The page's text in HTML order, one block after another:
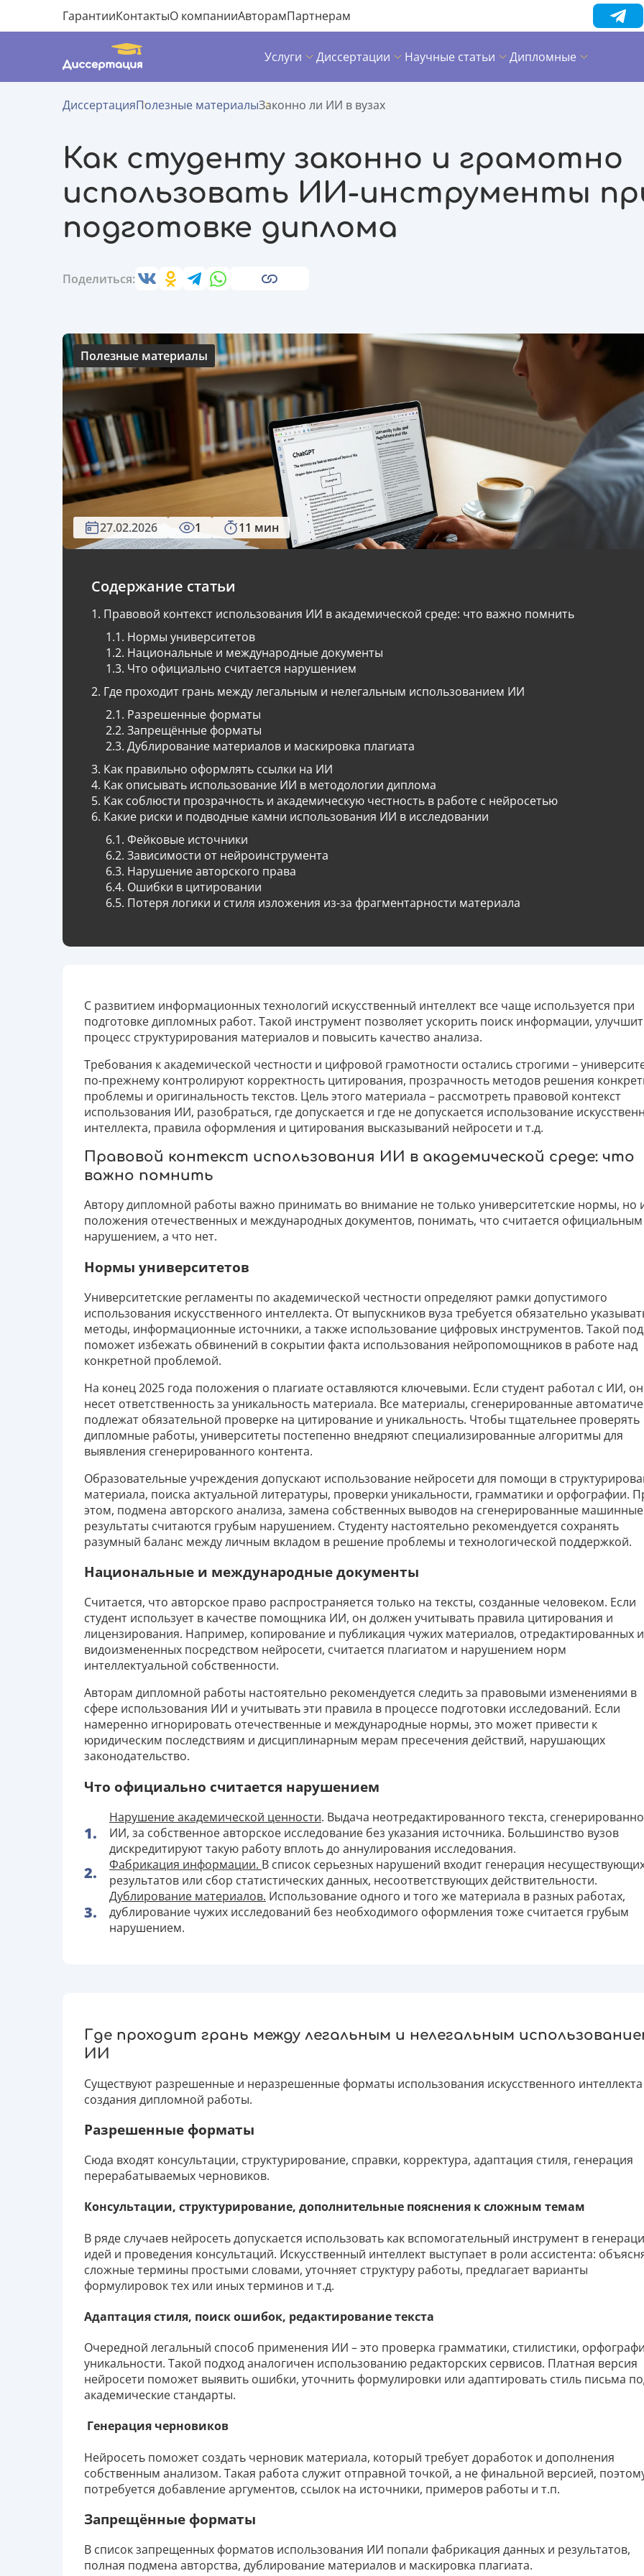
ГарантииКонтактыО компанииАвторамПартнерам
Услуги Диссертации Научные статьи Дипломные
ДиссертацияПолезные материалыЗаконно ли ИИ в вузах
Как студенту законно и грамотно
использовать ИИ-инструменты
подготовке диплома
Поделиться:
Полезные материалы
27.02.2026 1 11 мин
Содержание статьи
Правовой контекст использования ИИ в академической среде: что важно помнить
Нормы университетов
Национальные и международные документы
Что официально считается нарушением
Где проходит грань между легальным и нелегальным использованием ИИ
Разрешенные форматы
Запрещённые форматы
Дублирование материалов и маскировка плагиата
Как правильно оформлять ссылки на ИИ
Как описывать использование ИИ в методологии диплома
Как соблюсти прозрачность и академическую честность в работе с нейросетью
Какие риски и подводные камни использования ИИ в исследовании
Фейковые источники
Зависимости от нейроинструмента
Нарушение авторского права
Ошибки в цитировании
Потеря логики и стиля изложения из-за фрагментарности материала
С развитием информационных технологий искусственный интеллект все чаще используется при
подготовке дипломных работ. Такой инструмент позволяет ускорить поиск информации,
процесс структурирования материалов и повысить качество анализа.
Требования к академической честности и цифровой грамотности остались строгими –
по-прежнему контролируют корректность цитирования, прозрачность методов решения
проблемы и оригинальность текстов. Цель этого материала – рассмотреть правовой контекст
использования ИИ, разобраться, где допускается и где не допускается использование
интеллекта, правила оформления и цитирования высказываний нейросети и т.д.
Правовой контекст использования ИИ в академической среде: что
важно помнить
Автору дипломной работы важно принимать во внимание не только университетские нормы, но
положения отечественных и международных документов, понимать, что считается официальным
нарушением, а что нет.
Нормы университетов
Университетские регламенты по академической честности определяют рамки допустимого
использования искусственного интеллекта. От выпускников вуза требуется обязательно
методы, информационные источники, а также использование цифровых инструментов. Такой
поможет избежать обвинений в сокрытии факта использования нейропомощников в работе над
конкретной проблемой.
На конец 2025 года положения о плагиате оставляются ключевыми. Если студент работал с ИИ, он
несет ответственность за уникальность материала. Все материалы, сгенерированные
подлежат обязательной проверке на цитирование и уникальность. Чтобы тщательнее проверять
дипломные работы, университеты постепенно внедряют специализированные алгоритмы для
выявления сгенерированного контента.
Образовательные учреждения допускают использование нейросети для помощи в
материала, поиска актуальной литературы, проверки уникальности, грамматики и орфографии.
этом, подмена авторского анализа, замена собственных выводов на сгенерированные машинные
результаты считаются грубым нарушением. Студенту настоятельно рекомендуется сохранять
разумный баланс между личным вкладом в решение проблемы и технологической поддержкой.
Национальные и международные документы
Считается, что авторское право распространяется только на тексты, созданные человеком. Если
студент использует в качестве помощника ИИ, он должен учитывать правила цитирования и
лицензирования. Например, копирование и публикация чужих материалов, отредактированных и
видоизмененных посредством нейросети, считается плагиатом и нарушением норм
интеллектуальной собственности.
Авторам дипломной работы настоятельно рекомендуется следить за правовыми изменениями в
сфере использования ИИ и учитывать эти правила в процессе подготовки исследований. Если
намеренно игнорировать отечественные и международные нормы, это может привести к
юридическим последствиям и дисциплинарным мерам пресечения действий, нарушающих
законодательство.
Что официально считается нарушением
Нарушение академической ценности. Выдача неотредактированного текста,
ИИ, за собственное авторское исследование без указания источника. Большинство вузов
дискредитируют такую работу вплоть до аннулирования исследования.
Фабрикация информации. В список серьезных нарушений входит генерация
результатов или сбор статистических данных, несоответствующих действительности.
Дублирование материалов. Использование одного и того же материала в разных работах,
дублирование чужих исследований без необходимого оформления тоже считается грубым
нарушением.
Где проходит грань между легальным и нелегальным
ИИ
Существуют разрешенные и неразрешенные форматы использования искусственного
создания дипломной работы.
Разрешенные форматы
Сюда входят консультации, структурирование, справки, корректура, адаптация стиля, генерация
перерабатываемых черновиков.
Консультации, структурирование, дополнительные пояснения к сложным темам
В ряде случаев нейросеть допускается использовать как вспомогательный инструмент в
идей и проведения консультаций. Искусственный интеллект выступает в роли ассистента:
сложные термины простыми словами, уточняет структуру работы, предлагает варианты
формулировок тех или иных терминов и т.д.
Адаптация стиля, поиск ошибок, редактирование текста
Очередной легальный способ применения ИИ – это проверка грамматики, стилистики,
уникальности. Такой подход аналогичен использованию редакторских сервисов. Платная версия
нейросети поможет выявить ошибки, уточнить формулировки или адаптировать стиль письма
академические стандарты.
Генерация черновиков
Нейросеть поможет создать черновик материала, который требует доработок и дополнения
собственным анализом. Такая работа служит отправной точкой, а не финальной версией,
потребуется добавление аргументов, ссылок на источники, примеров работы и т.п.
Запрещённые форматы
В список запрещенных форматов использования ИИ попали фабрикация данных и результатов,
полная подмена авторства, дублирование материалов и маскировка плагиата.